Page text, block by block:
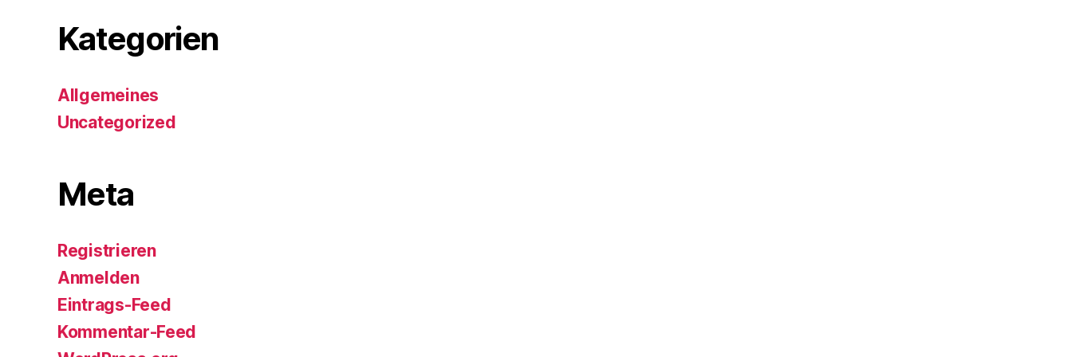
Kategorien
Allgemeines
Uncategorized
Meta
Registrieren
Anmelden
Eintrags-Feed
Kommentar-Feed